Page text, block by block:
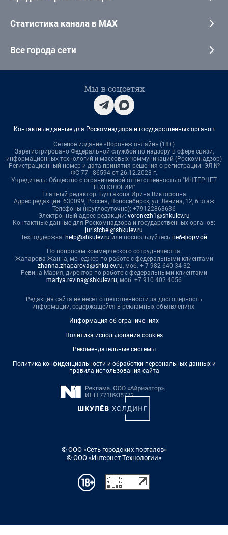
Статистика канала в MAX
Все города сети
Мы в соцсетях
Контактные данные для Роскомнадзора и государственных органов
Сетевое издание «Воронеж онлайн» (18+)
Зарегистрировано Федеральной службой по надзору в сфере связи,
информационных технологий и массовых коммуникаций (Роскомнадзор)
Регистрационный номер и дата принятия решения о регистрации: ЭЛ №
ФС 77 - 86594 от 26.12.2023 г.
Учредитель: Общество с ограниченной ответственностью "ИНТЕРНЕТ
ТЕХНОЛОГИИ"
Главный редактор: Булгакова Ирина Викторовна
Адрес редакции: 630099, Россия, Новосибирск, ул. Ленина, 12, 6 этаж
Телефоны (круглосуточно): +79122863636
Электронный адрес редакции: voronezh1@shkulev.ru
Контактные данные для Роскомнадзора и государственных органов:
juristchel@shkulev.ru
Техподдержка: help@shkulev.ru или воспользуйтесь веб-формой
По вопросам коммерческого сотрудничества:
Жапарова Жанна, менеджер по работе с федеральными клиентами
zhanna.zhaparova@shkulev.ru, моб. + 7 982 640 34 32
Ревина Мария, директор по работе с федеральными клиентами
mariya.revina@shkulev.ru, моб. +7 910 402 4056
Редакция сайта не несет ответственности за достоверность
информации, содержащейся в рекламных объявлениях.
Информация об ограничениях
Политика использования cookies
Рекомендательные системы
Политика конфиденциальности и обработки персональных данных и
правила использования сайта
© ООО «Сеть городских порталов»
© ООО «Интернет Технологии»